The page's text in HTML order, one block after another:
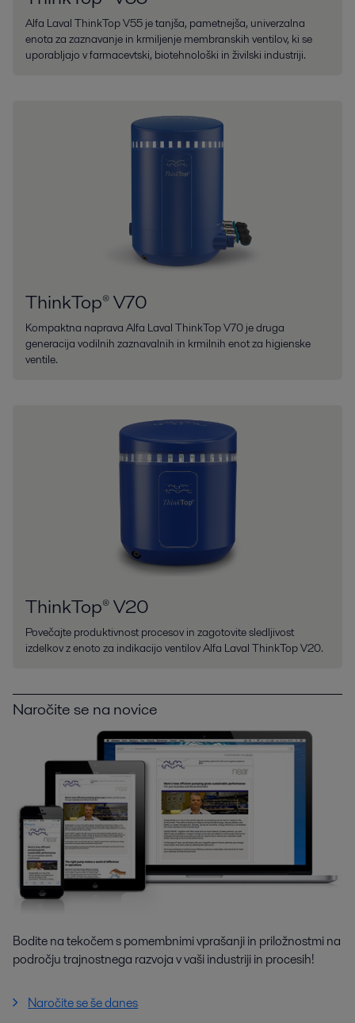
Alfa Laval ThinkTop V55 je tanjša, pametnejša, univerzalna
enota za zaznavanje in krmiljenje membranskih ventilov, ki se
uporabljajo v farmacevtski, biotehnološki in živilski industriji.
ThinkTop® V70
Kompaktna naprava Alfa Laval ThinkTop V70 je druga
generacija vodilnih zaznavalnih in krmilnih enot za higienske
ventile.
ThinkTop® V20
Povečajte produktivnost procesov in zagotovite sledljivost
izdelkov z enoto za indikacijo ventilov Alfa Laval ThinkTop V20.
Naročite se na novice
Bodite na tekočem s pomembnimi vprašanji in priložnostmi na
področju trajnostnega razvoja v vaši industriji in procesih!
Naročite se še danes